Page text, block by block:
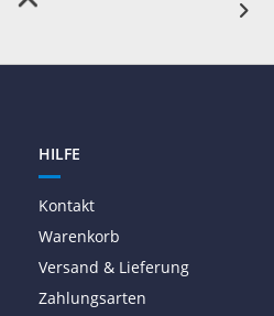
HILFE
Kontakt
Warenkorb
Versand & Lieferung
Zahlungsarten